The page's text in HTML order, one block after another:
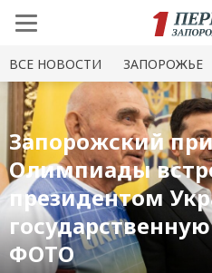
ВСЕ НОВОСТИ ЗАПОРОЖЬЕ
Запорожский
Олимпиады
президентом
ФОТО